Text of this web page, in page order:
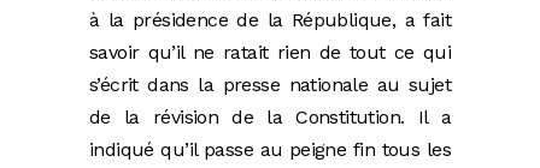
à la présidence de la République, a fait
savoir qu’il ne ratait rien de tout ce qui
s’écrit dans la presse nationale au sujet
de la révision de la Constitution. Il a
indiqué qu’il passe au peigne fin tous les